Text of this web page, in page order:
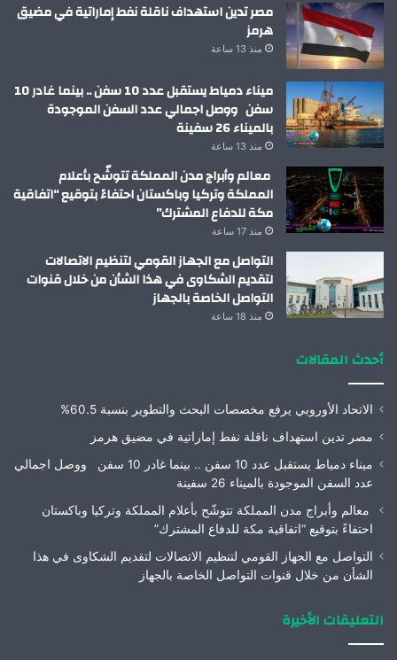
مصر تدين استهداف ناقلة نفط إماراتية في مضيق
هرمز
منذ 13 ساعة
ميناء دمياط يستقبل عدد 10 سفن .. بينما غادر 10
سفن ووصل اجمالي عدد السفن الموجودة
بالميناء 26 سفينة
منذ 13 ساعة
معالم وأبراج مدن المملكة تتوشّح بأعلام
المملكة وتركيا وباكستان احتفاءً بتوقيع “اتفاقية
مكة للدفاع المشترك”
منذ 17 ساعة
التواصل مع الجهاز القومي لتنظيم الاتصالات
لتقديم الشكاوى في هذا الشأن من خلال قنوات
التواصل الخاصة بالجهاز
منذ 18 ساعة
أحدث المقالات
الاتحاد الأوروبي يرفع مخصصات البحث والتطوير بنسبة 60.5%
مصر تدين استهداف ناقلة نفط إماراتية في مضيق هرمز
ميناء دمياط يستقبل عدد 10 سفن .. بينما غادر 10 سفن ووصل اجمالي
عدد السفن الموجودة بالميناء 26 سفينة
معالم وأبراج مدن المملكة تتوشّح بأعلام المملكة وتركيا وباكستان
احتفاءً بتوقيع “اتفاقية مكة للدفاع المشترك”
التواصل مع الجهاز القومي لتنظيم الاتصالات لتقديم الشكاوى في هذا
الشأن من خلال قنوات التواصل الخاصة بالجهاز
التعليقات الأخيرة